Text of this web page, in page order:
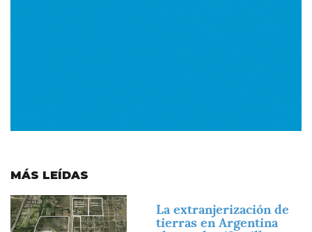
MÁS LEÍDAS
Imagen
La extranjerización de
tierras en Argentina